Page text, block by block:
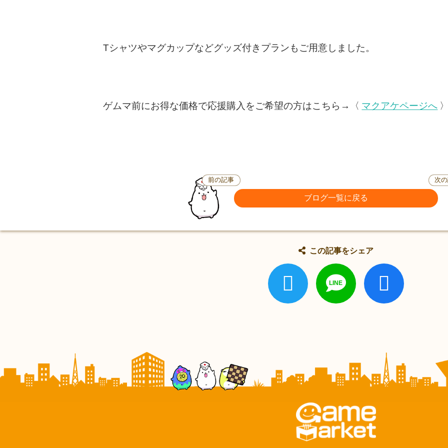
Tシャツやマグカップなどグッズ付きプランもご用意しました。
ゲムマ前にお得な価格で応援購入をご希望の方はこちら→〈 マクアケページへ
前の記事
ブログ一覧に戻る
次
この記事をシェア